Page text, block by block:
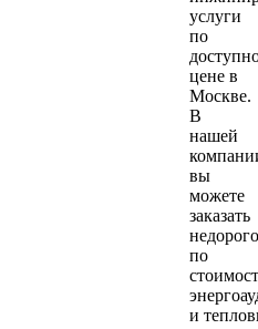
услуги
по
цене в
Москве.
В
нашей
вы
можете
заказать
по
и